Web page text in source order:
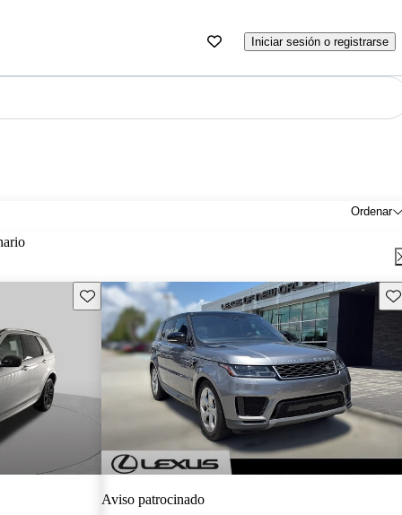
Iniciar sesión o registrarse
Ordenar
Guarda este Aviso
Aviso patrocinado